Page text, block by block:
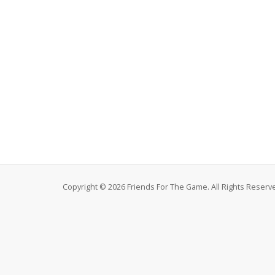
Copyright © 2026 Friends For The Game. All Rights